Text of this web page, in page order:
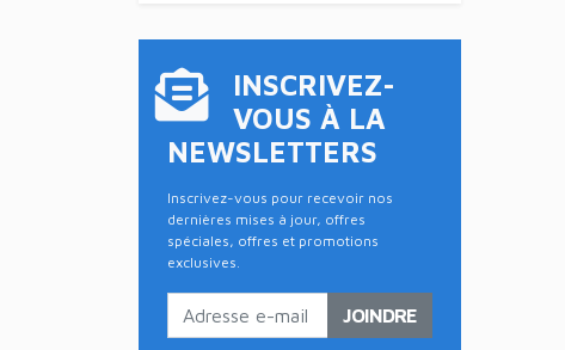
INSCRIVEZ-
VOUS À LA
NEWSLETTERS
Inscrivez-vous pour recevoir nos
dernières mises à jour, offres
spéciales, offres et promotions
exclusives.
JOINDRE